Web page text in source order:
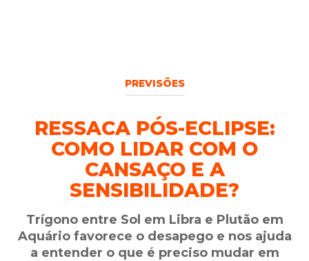
PREVISÕES
RESSACA PÓS-ECLIPSE:
COMO LIDAR COM O
CANSAÇO E A
SENSIBILIDADE?
Trígono entre Sol em Libra e Plutão em
Aquário favorece o desapego e nos ajuda
a entender o que é preciso mudar em